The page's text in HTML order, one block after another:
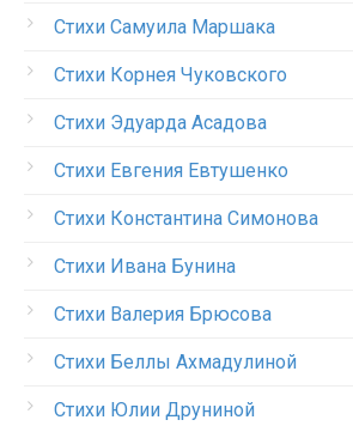
Стихи Самуила Маршака
Стихи Корнея Чуковского
Стихи Эдуарда Асадова
Стихи Евгения Евтушенко
Стихи Константина Симонова
Стихи Ивана Бунина
Стихи Валерия Брюсова
Стихи Беллы Ахмадулиной
Стихи Юлии Друниной